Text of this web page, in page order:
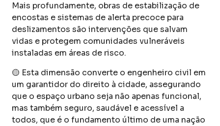
Mais profundamente, obras de estabilização de
encostas e sistemas de alerta precoce para
deslizamentos são intervenções que salvam
vidas e protegem comunidades vulneráveis
instaladas em áreas de risco.
🟡 Esta dimensão converte o engenheiro civil em
um garantidor do direito à cidade, assegurando
que o espaço urbano seja não apenas funcional,
mas também seguro, saudável e acessível a
todos, que é o fundamento último de uma nação